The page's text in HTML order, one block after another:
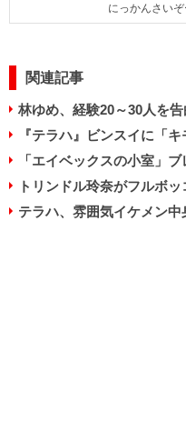
にっかんさいぞ
関連記事
林ゆめ、経験20～30人を告
『テラハ』ビンスイに「キ
「エイベックスの小室」ブ
トリンドル玲奈がフルボッ
テラハ、雰囲気イケメン中